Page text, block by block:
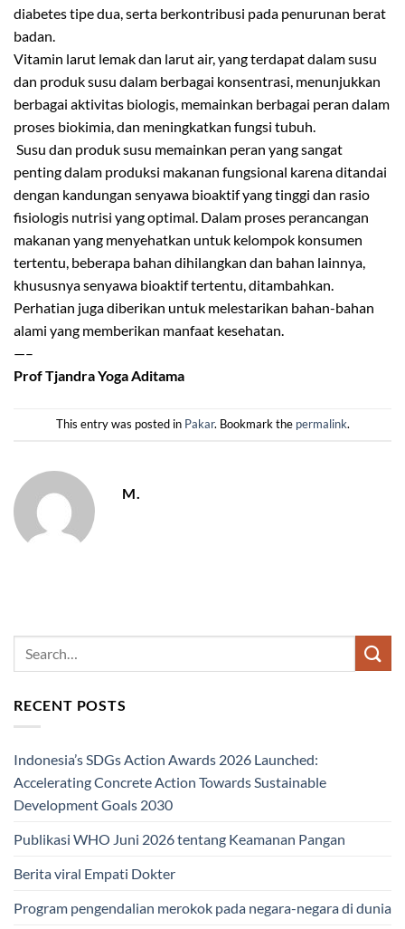
diabetes tipe dua, serta berkontribusi pada penurunan berat
badan.
Vitamin larut lemak dan larut air, yang terdapat dalam susu
dan produk susu dalam berbagai konsentrasi, menunjukkan
berbagai aktivitas biologis, memainkan berbagai peran dalam
proses biokimia, dan meningkatkan fungsi tubuh.
Susu dan produk susu memainkan peran yang sangat
penting dalam produksi makanan fungsional karena ditandai
dengan kandungan senyawa bioaktif yang tinggi dan rasio
fisiologis nutrisi yang optimal. Dalam proses perancangan
makanan yang menyehatkan untuk kelompok konsumen
tertentu, beberapa bahan dihilangkan dan bahan lainnya,
khususnya senyawa bioaktif tertentu, ditambahkan.
Perhatian juga diberikan untuk melestarikan bahan-bahan
alami yang memberikan manfaat kesehatan.
—–
Prof Tjandra Yoga Aditama
This entry was posted in Pakar. Bookmark the permalink.
M.
RECENT POSTS
Indonesia’s SDGs Action Awards 2026 Launched:
Accelerating Concrete Action Towards Sustainable
Development Goals 2030
Publikasi WHO Juni 2026 tentang Keamanan Pangan
Berita viral Empati Dokter
Program pengendalian merokok pada negara-negara di dunia